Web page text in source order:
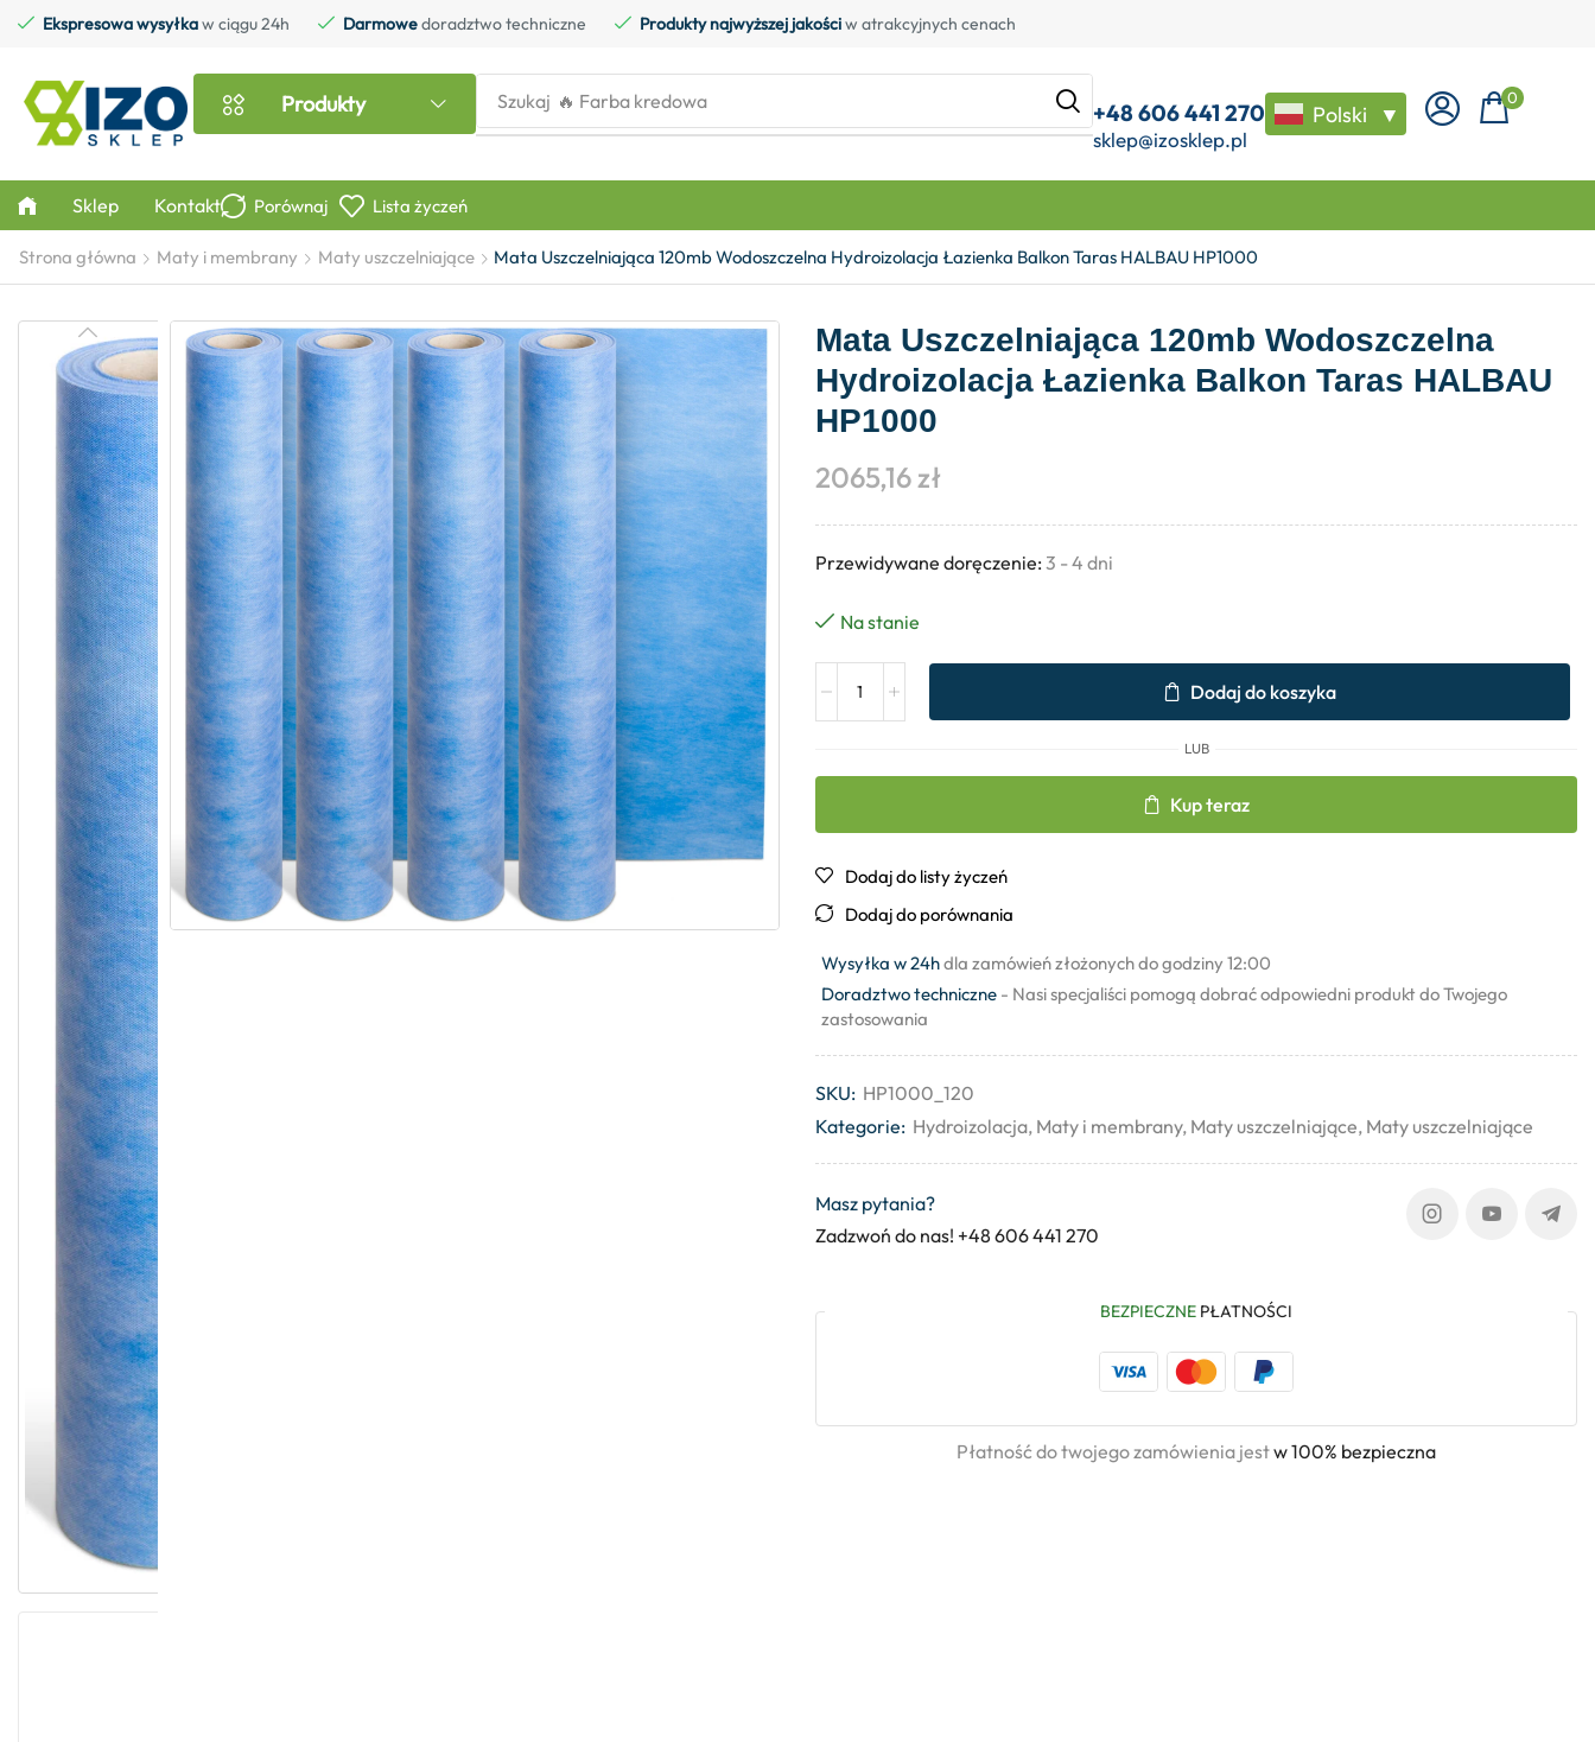
Ekspresowa wysyłkaw ciągu 24h Darmowedoradztwo techniczne Produkty najwyższej jakościw atrakcyjnych cenach
Produkty Szukaj 🔥 Farba kredowa +48 606 441 270
sklep@izosklep.pl
Polski ▼
0
Sklep Kontakt Porównaj Lista życzeń
Strona główna Maty i membrany Maty uszczelniające Mata Uszczelniająca 120mb Wodoszczelna Hydroizolacja Łazienka Balkon Taras HALBAU HP1000
Mata Uszczelniająca 120mb Wodoszczelna
Hydroizolacja Łazienka Balkon Taras HALBAU
HP1000
2065,16zł
Przewidywane doręczenie: 3 - 4 dni
Na stanie
Dodaj do koszyka
LUB
Kup teraz
Dodaj do listy życzeń
Dodaj do porównania
Wysyłka w 24hdla zamówień złożonych do godziny 12:00
Doradztwo techniczne - Nasi specjaliści pomogą dobrać odpowiedni produkt do Twojego
zastosowania
SKU: HP1000_120
Kategorie: Hydroizolacja, Maty i membrany, Maty uszczelniające, Maty uszczelniające
Masz pytania?
Zadzwoń do nas! +48 606 441 270
BEZPIECZNE PŁATNOŚCI
Płatność do twojego zamówienia jestw 100% bezpieczna